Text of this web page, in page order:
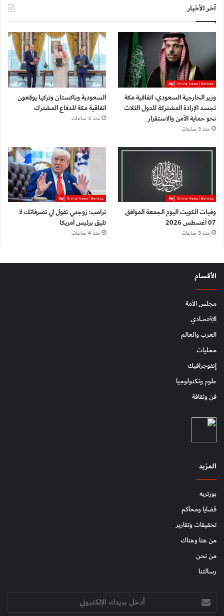
آخر الأخبار
وزير الخارجية السعودي: اتفاقية مكة
تجسد الإرادة المشتركة للدول الثلاث
نحو حماية الأمن والاستقرار
منذ 3 ساعات
السعودية وباكستان وتركيا يوقعون
اتفاقية مكة للدفاع المشترك
منذ 3 ساعات
وفيات الكويت اليوم الجمعة الموافق
07 أغسطس 2026
منذ 3 ساعات
ترامب: زوجتي تقول لي تصرفاتك لا
تليق برئيس أمريكا
منذ 4 ساعات
الأقسام
مجلس الأمة
الإقتصادي
العرب والعالم
محليات
إنفوجرافيك
علوم وتكنولوجيا
فن وثقافة
المزيد
بورتريه
قضايا ومحاكم
تحقيقات وتقارير
من هنا وهناك
من نحن
رسالتنا
أدخل
بريدك